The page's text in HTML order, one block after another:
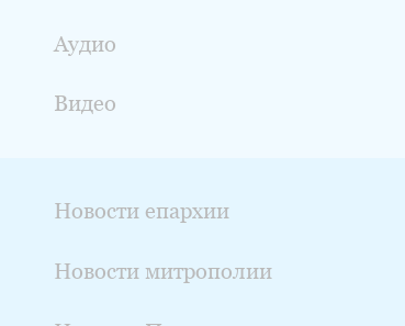
Аудио
Видео
Новости епархии
Новости митрополии